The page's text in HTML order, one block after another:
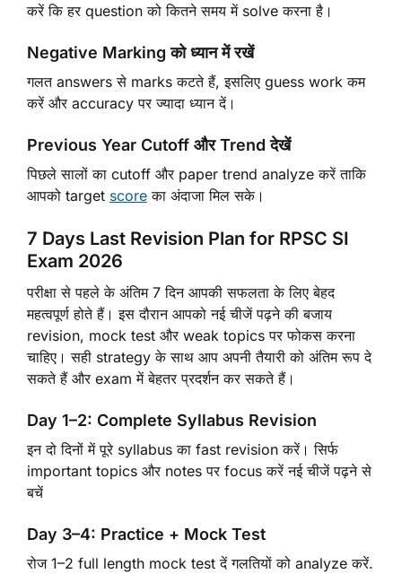
करें कि हर question को कितने समय में solve करना है।
Negative Marking को ध्यान में रखें
गलत answers से marks कटते हैं, इसलिए guess work कम
करें और accuracy पर ज्यादा ध्यान दें।
Previous Year Cutoff और Trend देखें
पिछले सालों का cutoff और paper trend analyze करें ताकि
आपको target score का अंदाजा मिल सके।
7 Days Last Revision Plan for RPSC SI
Exam 2026
परीक्षा से पहले के अंतिम 7 दिन आपकी सफलता के लिए बेहद
महत्वपूर्ण होते हैं। इस दौरान आपको नई चीजें पढ़ने की बजाय
revision, mock test और weak topics पर फोकस करना
चाहिए। सही strategy के साथ आप अपनी तैयारी को अंतिम रूप दे
सकते हैं और exam में बेहतर प्रदर्शन कर सकते हैं।
Day 1–2: Complete Syllabus Revision
इन दो दिनों में पूरे syllabus का fast revision करें। सिर्फ
important topics और notes पर focus करें नई चीजें पढ़ने से
बचें
Day 3–4: Practice + Mock Test
रोज 1–2 full length mock test दें गलतियों को analyze करें.